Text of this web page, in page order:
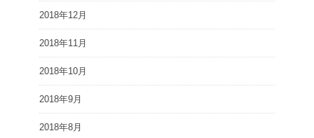
2018年12月
2018年11月
2018年10月
2018年9月
2018年8月